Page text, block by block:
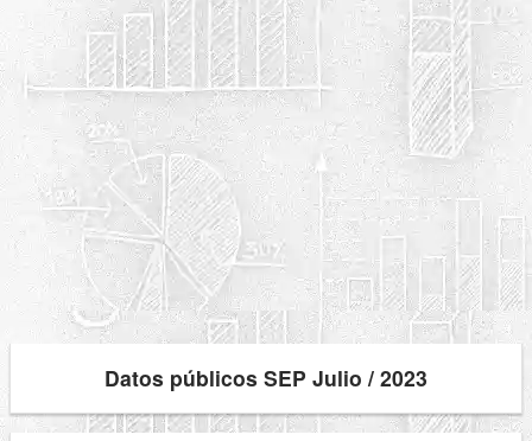
Datos públicos SEP Julio / 2023